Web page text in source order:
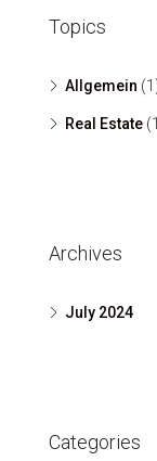
Topics
Allgemein
Real Estate
Archives
July 2024
Categories